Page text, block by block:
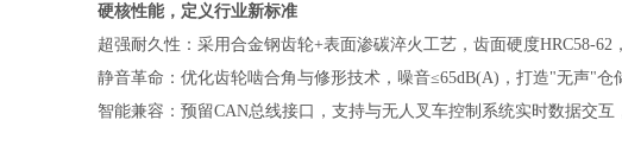
硬核性能，定义行业新标准
超强耐久性：采用合金钢齿轮+表面渗碳淬火工艺，齿面硬度HRC58-62
静音革命：优化齿轮啮合角与修形技术，噪音≤65dB(A)，打造"无声"仓
智能兼容：预留CAN总线接口，支持与无人叉车控制系统实时数据交互